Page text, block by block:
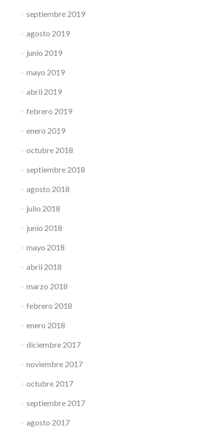
septiembre 2019
agosto 2019
junio 2019
mayo 2019
abril 2019
febrero 2019
enero 2019
octubre 2018
septiembre 2018
agosto 2018
julio 2018
junio 2018
mayo 2018
abril 2018
marzo 2018
febrero 2018
enero 2018
diciembre 2017
noviembre 2017
octubre 2017
septiembre 2017
agosto 2017